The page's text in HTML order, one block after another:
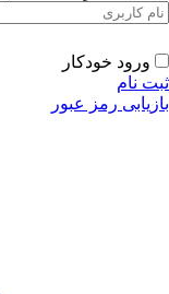
عبور